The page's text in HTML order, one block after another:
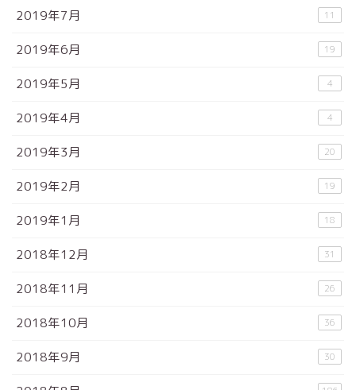
2019年7月 11
2019年6月 19
2019年5月 4
2019年4月 4
2019年3月 20
2019年2月 19
2019年1月 18
2018年12月 31
2018年11月 26
2018年10月 36
2018年9月 30